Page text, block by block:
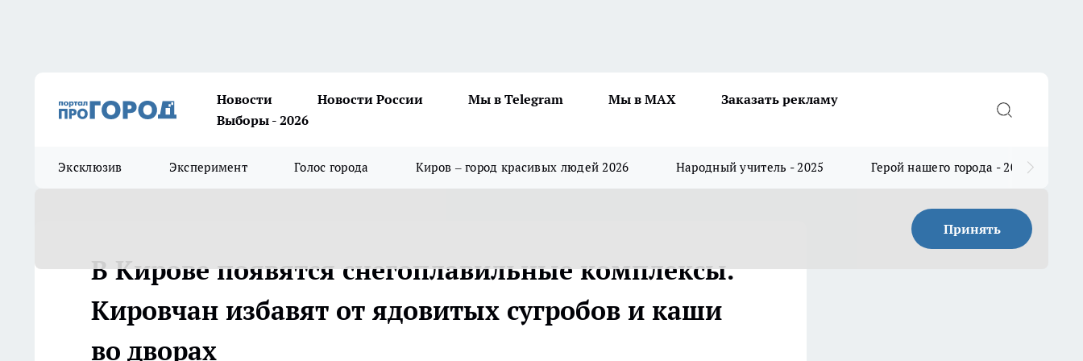
Новости Новости России Мы в Telegram Мы в MAX
Заказать рекламу
Выборы - 2026
Эксклюзив Эксперимент Голос города Киров – город красивых людей 2026 Народный учитель - 2025 Герой нашего города - 2025
Принять
В Кирове появятся снегоплавильные комплексы.
Кировчан избавят от ядовитых сугробов и каши
во дворах